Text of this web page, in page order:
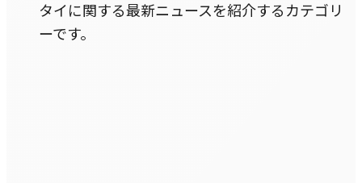
タイに関する最新ニュースを紹介するカテゴリ
ーです。